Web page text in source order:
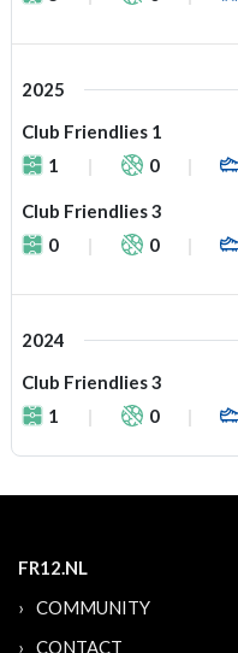
2025
Club Friendlies 1
1
0
Club Friendlies 3
0
0
2024
Club Friendlies 3
1
0
FR12.NL
COMMUNITY
CONTACT